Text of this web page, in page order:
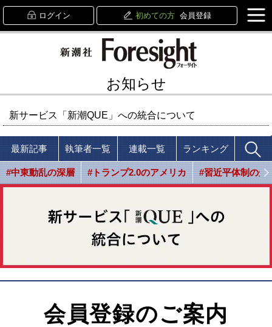
ログイン 初めての方 会員登録
お知らせ
新サービス「新潮QUE」への統合について
最新記事 執筆者一覧 連載一覧 ランキング
#中東動乱の深層 #トランプ2.0のアメリカ #習近平体制の光
会員登録のご案内